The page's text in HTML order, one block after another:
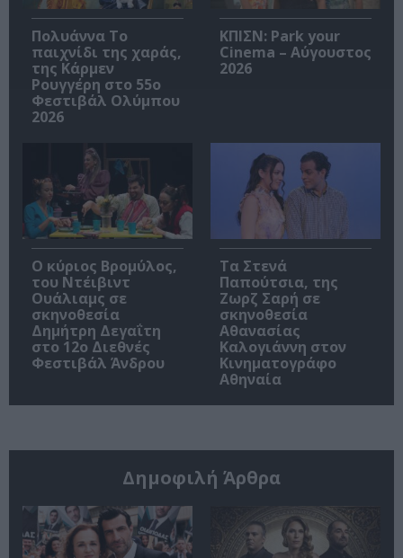
Πολυάννα Το
παιχνίδι της χαράς,
της Κάρμεν
Ρουγγέρη στο 55ο
Φεστιβάλ Ολύμπου
2026
ΚΠΙΣΝ: Park your
Cinema – Αύγουστος
2026
O κύριος Βρομύλος,
του Ντέιβιντ
Ουάλιαμς σε
σκηνοθεσία
Δημήτρη Δεγαΐτη
στο 12ο Διεθνές
Φεστιβάλ Άνδρου
Τα Στενά
Παπούτσια, της
Ζωρζ Σαρή σε
σκηνοθεσία
Αθανασίας
Καλογιάννη στον
Κινηματογράφο
Αθηναία
Δημοφιλή Άρθρα